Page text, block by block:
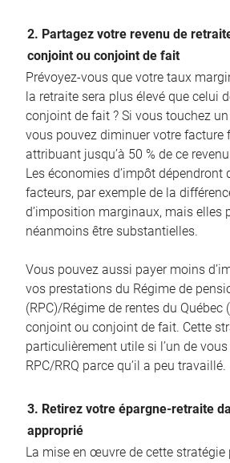
2. Partagez votre revenu de
conjoint ou conjoint de fait
Prévoyez-vous que votre taux
la retraite sera plus élevé que celui
conjoint de fait ? Si vous touchez
vous pouvez diminuer votre facture
attribuant jusqu’à 50 % de ce
Les économies d’impôt dépendront
facteurs, par exemple de la
d’imposition marginaux, mais elles
néanmoins être substantielles.
Vous pouvez aussi payer moins
vos prestations du Régime de
(RPC)/Régime de rentes du Québec
conjoint ou conjoint de fait. Cette
particulièrement utile si l’un de
RPC/RRQ parce qu’il a peu travaillé.
3. Retirez votre épargne-retraite
approprié
La mise en œuvre de cette